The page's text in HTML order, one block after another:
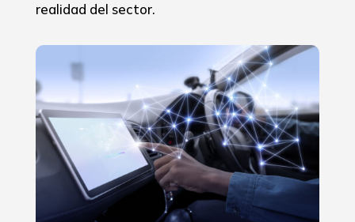
realidad del sector.